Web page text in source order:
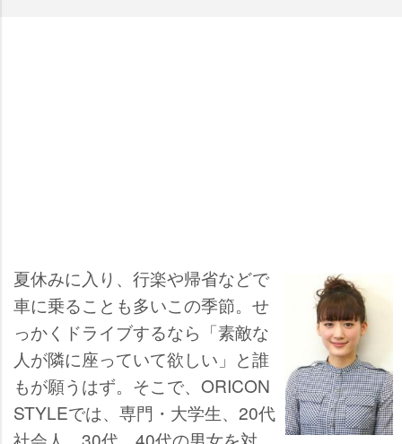
夏休みに入り、行楽や帰省などで
車に乗ることも多いこの季節。せ
っかくドライブするなら「素敵な
人が隣に座っていて欲しい」と誰
もが願うはず。そこで、ORICON
STYLEでは、専門・大学生、20代
社会人、30代、40代の男女を対象